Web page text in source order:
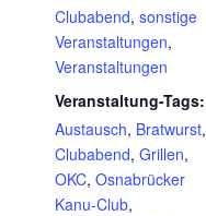
Clubabend, sonstige
Veranstaltungen,
Veranstaltungen
Veranstaltung-Tags:
Austausch, Bratwurst,
Clubabend, Grillen,
OKC, Osnabrücker
Kanu-Club,